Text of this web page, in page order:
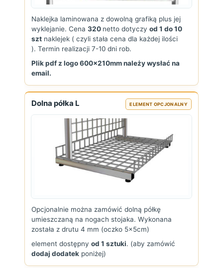
Naklejka laminowana z dowolną grafiką plus jej
wyklejanie. Cena 320 netto dotyczy od 1 do 10
szt naklejek ( czyli stała cena dla każdej ilości
). Termin realizacji 7-10 dni rob.
Plik pdf z logo 600x210mm należy wysłać na
email.
Dolna półka L ELEMENT OPCJONALNY
Opcjonalnie można zamówić dolną półkę
umieszczaną na nogach stojaka. Wykonana
została z drutu 4 mm (oczko 5x5cm)
element dostępny od 1 sztuki. (aby zamówić
dodaj dodatek poniżej)